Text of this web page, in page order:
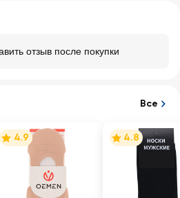
отзыв после покупки
Все
4.9 4.8